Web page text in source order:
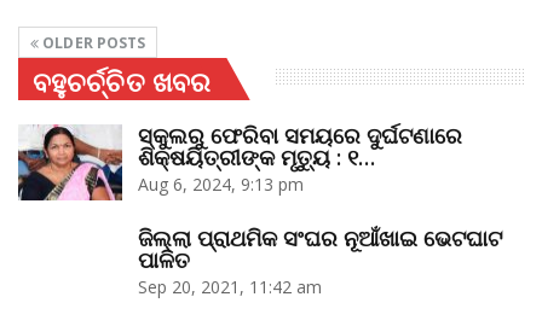
OLDER POSTS
ବହୁଚର୍ଚ୍ଚିତ ଖବର
ସ୍କୁଲରୁ ଫେରିବା ସମୟରେ ଦୁର୍ଘଟଣାରେ
ଶିକ୍ଷୟିତ୍ରୀଙ୍କ ମୃତ୍ୟୁ : ୧…
Aug 6, 2024, 9:13 pm
ଜିଲ୍ଲା ପ୍ରାଥମିକ ସଂଘର ନୂଆଁଖାଇ ଭେଟଘାଟ
ପାଳିତ
Sep 20, 2021, 11:42 am